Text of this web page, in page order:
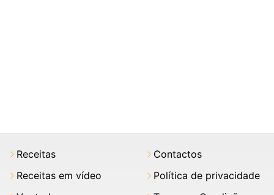
Receitas
Receitas em vídeo
Contactos
Política de privacidade